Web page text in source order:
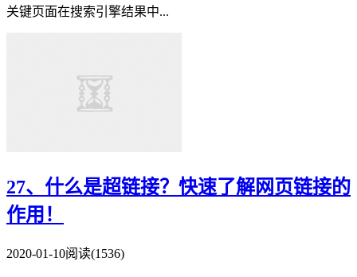
关键页面在搜索引擎结果中...
27、什么是超链接？快速了解网页链接的
作用！
2020-01-10阅读(1536)